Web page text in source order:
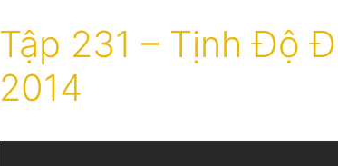
Tập 231 – Tịnh Độ
2014